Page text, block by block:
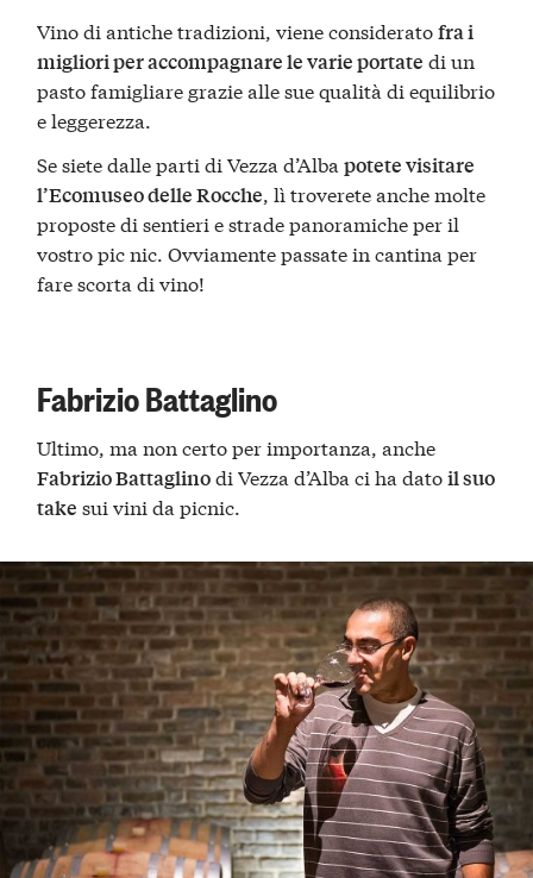
Vino di antiche tradizioni, viene consideratofra i
migliori per accompagnare le varie portate di un
pasto famigliare grazie alle sue qualità di equilibrio
e leggerezza.
Se siete dalle parti di Vezza d’Albapotete visitare
l’Ecomuseo delle Rocche, lì troverete anche molte
proposte di sentieri e strade panoramiche per il
vostro pic nic. Ovviamente passate in cantina per
fare scorta di vino!
Fabrizio Battaglino
Ultimo, ma non certo per importanza, anche
Fabrizio Battaglinodi Vezza d’Alba ci ha datoil suo
take sui vini da picnic.